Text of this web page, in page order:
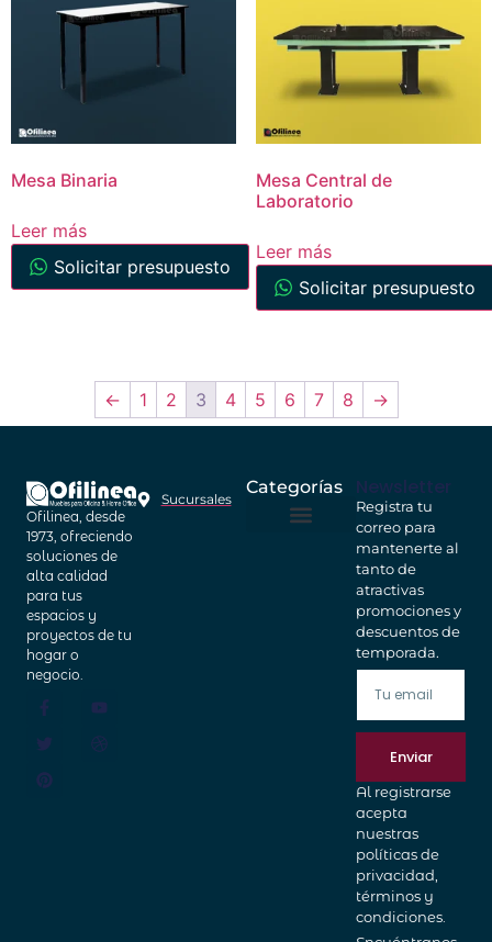
Mesa Binaria
Leer más
Solicitar presupuesto
Mesa Central de
Laboratorio
Leer más
Solicitar presupuesto
← 1 2 3 4 5 6 7 8 →
Ofilinea, desde
1973, ofreciendo
soluciones de
alta calidad
para tus
espacios y
proyectos de tu
hogar o
negocio.
Sucursales
Categorías Newsletter
Registra tu
correo para
mantenerte al
tanto de
atractivas
promociones y
descuentos de
temporada.
Enviar
Al registrarse
acepta
nuestras
políticas de
privacidad,
términos y
condiciones.